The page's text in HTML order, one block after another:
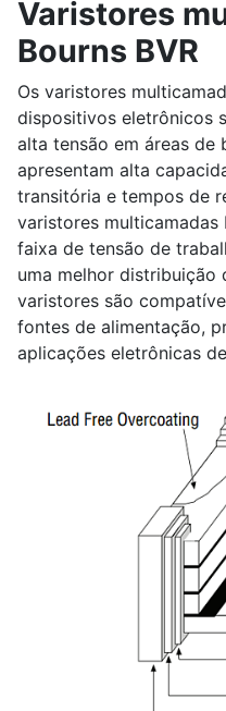
Varistores
Bourns BVR
Os varistores
dispositivos eletrônicos
alta tensão em áreas de
apresentam alta
transitória e tempos de
varistores multicamadas
faixa de tensão de
uma melhor distribuição
varistores são
fontes de alimentação,
aplicações eletrônicas